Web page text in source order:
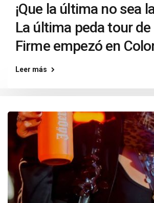
¡Que la última no sea
La última peda tour de
Firme empezó en
Leer más